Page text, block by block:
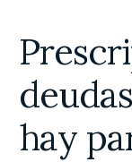
hay